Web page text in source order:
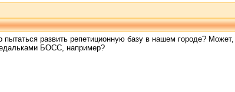
развить репетиционную базу в нашем городе?
БОСС, например?